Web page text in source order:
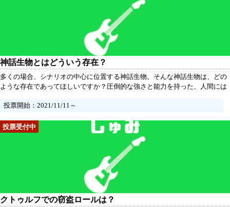
神話生物とはどういう存在？
多くの場合、シナリオの中心に位置する神話生物。そんな神話生物は、どの
ような存在であってほしいですか？圧倒的な強さと能力を持った、人間には
張れば倒せる強さの「システム重視」か
投票開始：2021/11/11～
クトゥルフでの窃盗ロールは？